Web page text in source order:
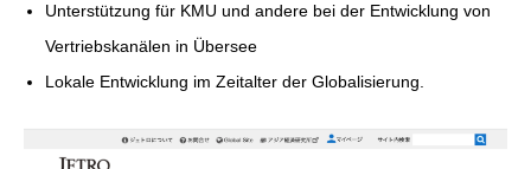
Unterstützung für KMU und andere bei der Entwicklung von
Vertriebskanälen in Übersee
Lokale Entwicklung im Zeitalter der Globalisierung.